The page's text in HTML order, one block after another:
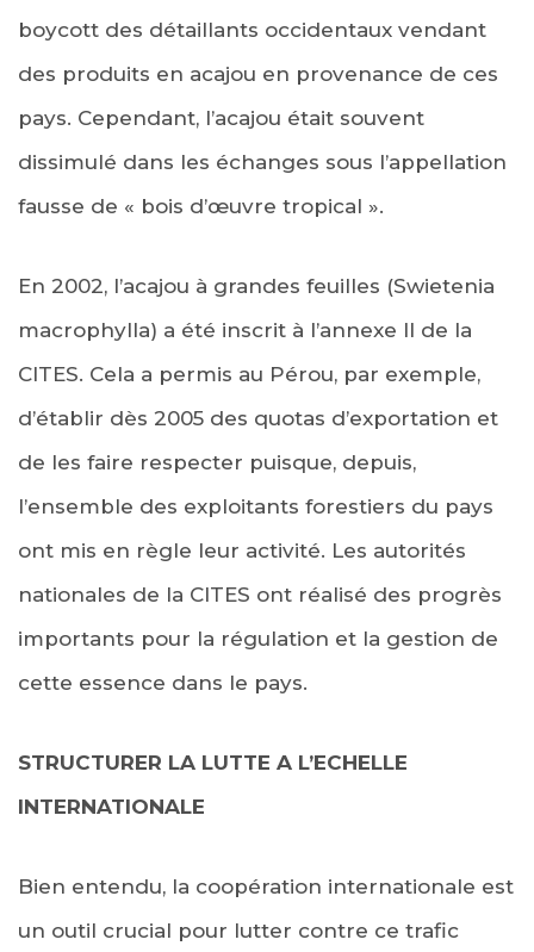
boycott des détaillants occidentaux vendant
des produits en acajou en provenance de ces
pays. Cependant, l’acajou était souvent
dissimulé dans les échanges sous l’appellation
fausse de « bois d’œuvre tropical ».
En 2002, l’acajou à grandes feuilles (Swietenia
macrophylla) a été inscrit à l’annexe II de la
CITES. Cela a permis au Pérou, par exemple,
d’établir dès 2005 des quotas d’exportation et
de les faire respecter puisque, depuis,
l’ensemble des exploitants forestiers du pays
ont mis en règle leur activité. Les autorités
nationales de la CITES ont réalisé des progrès
importants pour la régulation et la gestion de
cette essence dans le pays.
STRUCTURER LA LUTTE A L’ECHELLE
INTERNATIONALE
Bien entendu, la coopération internationale est
un outil crucial pour lutter contre ce trafic